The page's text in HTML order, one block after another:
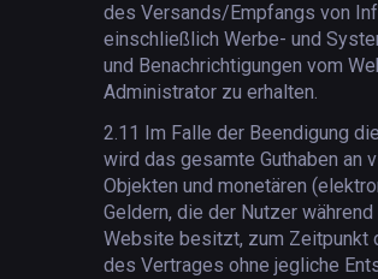
des Versands/Empfangs von
einschließlich Werbe- und
und Benachrichtigungen vom
Administrator zu erhalten.
2.11 Im Falle der Beendigung
wird das gesamte Guthaben an
Objekten und monetären
Geldern, die der Nutzer
Website besitzt, zum Zeitpunkt
des Vertrages ohne jegliche